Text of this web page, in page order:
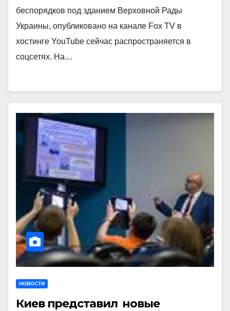
беспорядков под зданием Верховной Рады
Украины, опубликовано на канале Fox TV в
хостинге YouTube сейчас распространяется в
соцсетях. На…
НОВОСТИ
Киев представил новые